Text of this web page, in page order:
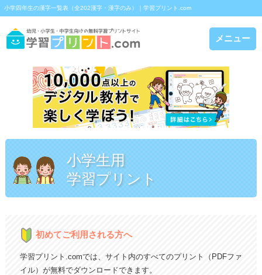
小学四年生の漢字一覧表（全202漢字・漢字のみ）｜学習プリント.com
メニュー
小学生用
学習プリント
初めてご利用される方へ
学習プリント.comでは、サイト内のすべてのプリント（PDFファ
イル）が無料でダウンロードできます。